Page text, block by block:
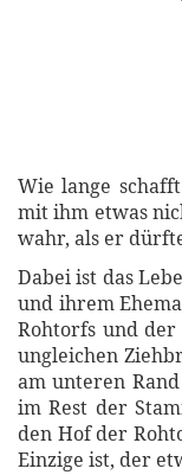
Wie lange
mit ihm etwas
wahr, als er
Dabei ist das
und ihrem
Rohtorfs und
ungleichen
am unteren
im Rest der
den Hof der
Einzige ist, der